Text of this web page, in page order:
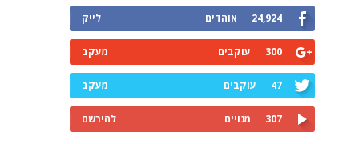
24,924 אוהדים לייק
300 עוקבים מעקב
47 עוקבים מעקב
307 מנויים להירשם